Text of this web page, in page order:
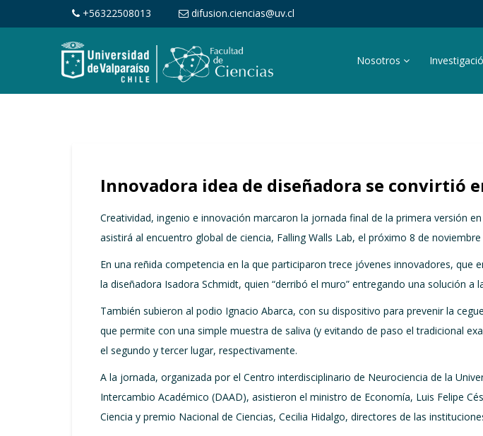
+56322508013 difusion.ciencias@uv.cl
Nosotros
Innovadora idea de diseñadora se convirtió
Creatividad, ingenio e innovación marcaron la jornada final de la primera versión
asistirá al encuentro global de ciencia, Falling Walls Lab, el próximo 8 de
En una reñida competencia en la que participaron trece jóvenes innovadores,
la diseñadora Isadora Schmidt, quien “derribó el muro” entregando una solución
También subieron al podio Ignacio Abarca, con su dispositivo para prevenir la
que permite con una simple muestra de saliva (y evitando de paso el tradicional
el segundo y tercer lugar, respectivamente.
A la jornada, organizada por el Centro interdisciplinario de Neurociencia de la
Intercambio Académico (DAAD), asistieron el ministro de Economía, Luis Felipe
Ciencia y premio Nacional de Ciencias, Cecilia Hidalgo, directores de las